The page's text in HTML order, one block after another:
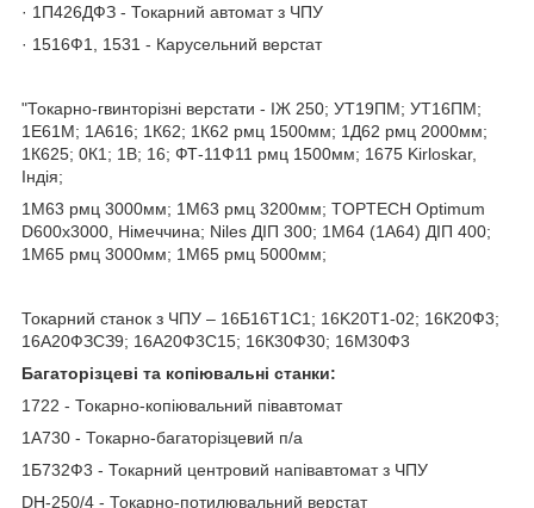
· 1П426ДФЗ - Токарний автомат з ЧПУ
· 1516Ф1, 1531 - Карусельний верстат
"Токарно-гвинторізні верстати - ІЖ 250; УТ19ПМ; УТ16ПМ;
1Е61М; 1А616; 1К62; 1К62 рмц 1500мм; 1Д62 рмц 2000мм;
1К625; 0К1; 1В; 16; ФТ-11Ф11 рмц 1500мм; 1675 Kirloskar,
Індія;
1М63 рмц 3000мм; 1М63 рмц 3200мм; TOPTECH Optimum
D600х3000, Німеччина; Niles ДІП 300; 1М64 (1А64) ДІП 400;
1М65 рмц 3000мм; 1М65 рмц 5000мм;
Токарний станок з ЧПУ – 16Б16Т1C1; 16K20T1-02; 16К20Ф3;
16А20ФЗСЗ9; 16А20Ф3С15; 16К30Ф30; 16М30Ф3
Багаторізцеві та копіювальні станки:
1722 - Токарно-копіювальний півавтомат
1А730 - Токарно-багаторізцевий п/а
1Б732Ф3 - Токарний центровий напівавтомат з ЧПУ
DH-250/4 - Токарно-потилювальний верстат